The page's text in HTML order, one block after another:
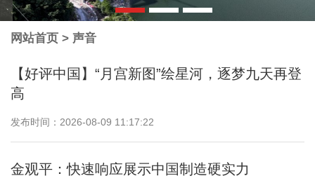
网站首页> 声音
【好评中国】“月宫新图”绘星河，逐梦九天再登
高
发布时间：2026-08-09 11:17:22
金观平：快速响应展示中国制造硬实力